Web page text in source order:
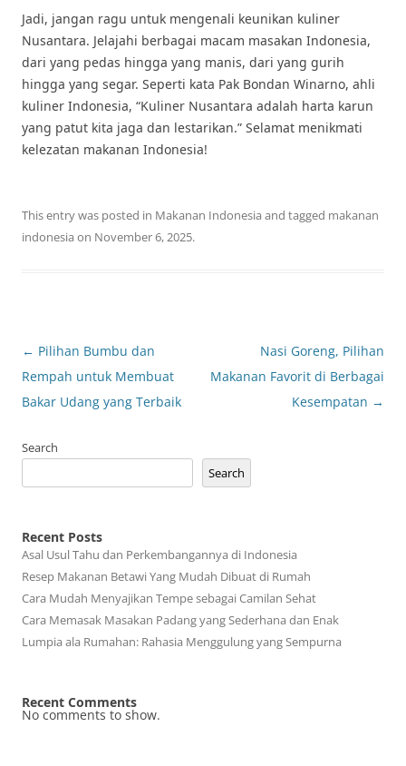
Jadi, jangan ragu untuk mengenali keunikan kuliner
Nusantara. Jelajahi berbagai macam masakan Indonesia,
dari yang pedas hingga yang manis, dari yang gurih
hingga yang segar. Seperti kata Pak Bondan Winarno, ahli
kuliner Indonesia, “Kuliner Nusantara adalah harta karun
yang patut kita jaga dan lestarikan.” Selamat menikmati
kelezatan makanan Indonesia!
This entry was posted in Makanan Indonesia and tagged makanan
indonesia on November 6, 2025.
Post
navigation
← Pilihan Bumbu dan
Rempah untuk Membuat
Bakar Udang yang Terbaik
Nasi Goreng, Pilihan
Makanan Favorit di Berbagai
Kesempatan →
Search
Search
Recent Posts
Asal Usul Tahu dan Perkembangannya di Indonesia
Resep Makanan Betawi Yang Mudah Dibuat di Rumah
Cara Mudah Menyajikan Tempe sebagai Camilan Sehat
Cara Memasak Masakan Padang yang Sederhana dan Enak
Lumpia ala Rumahan: Rahasia Menggulung yang Sempurna
Recent Comments
No comments to show.